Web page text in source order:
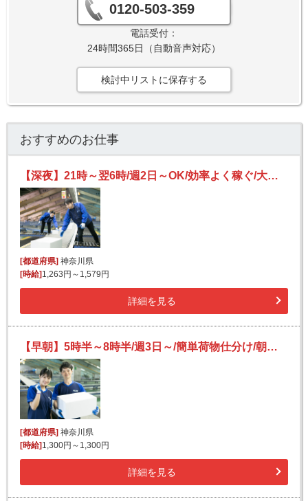
0120-503-359
電話受付：
24時間365日（自動音声対応）
検討中リストに保存する
おすすめのお仕事
【深夜】21時～翌6時/週2日～OK/効率よく稼ぐ/大手物流倉庫で安定収入Get/荷物の仕分け
[都道府県] 神奈川県
[時給] 1,263円～1,579円
詳細を見る
【早朝】5時半～8時半/週3日～/簡単荷物仕分け/朝活・短時間/日払い可(規定有)/副業歓迎
[都道府県]神奈川県
[時給]1,300円～1,300円
詳細を見る